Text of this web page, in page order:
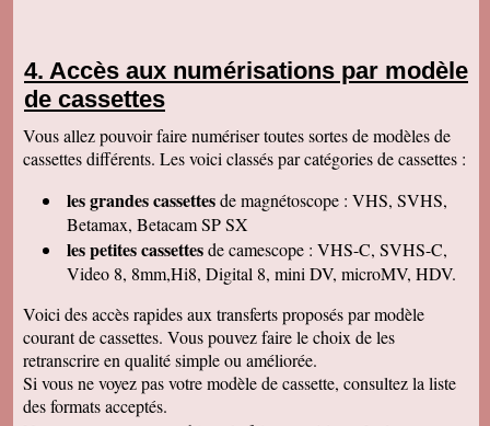
par votre société, j'ai décidé de vous confier les
miennes. Après avoir reçu ma commande, j'ai
été de nouveau bluffée par la qualité des
parlerai de vous si l'occasion se présente.
Cordialement.
Merci beaucoup et félicitations pour le suivi de
vos clients. Je ne manquerai pas de vous
contacter pour vous donner des nouvelles.
Cordialement
Chantal S
beau souvenir de mes parents merci beaucoup
tres cordialement
Jean V
Toutes mes felicitations. Tout est parfait :
accueil, suivi, traitement et résultat de mes
transferts de cassettes vhs. Merci merci ! A très
Accès aux numérisations par modèle
de cassettes
Vous allez pouvoir faire numériser toutes sortes de modèles de
cassettes différents. Les voici classés par catégories de cassettes :
les grandes cassettesde magnétoscope : VHS, SVHS,
Betamax, Betacam SP SX
les petites cassettesde camescope : VHS-C, SVHS-C,
Video 8, 8mm,Hi8, Digital 8, mini DV, microMV, HDV.
Voici des accès rapides aux transferts proposés par modèle
courant de cassettes. Vous pouvez faire le choix de les
retranscrire en qualité simple ou améliorée.
Si vous ne voyez pas votre modèle de cassette, consultez la liste
des formats acceptés.